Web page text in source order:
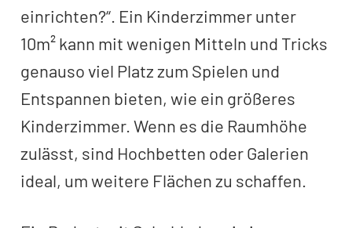
einrichten?“. Ein Kinderzimmer unter
10m² kann mit wenigen Mitteln und Tricks
genauso viel Platz zum Spielen und
Entspannen bieten, wie ein größeres
Kinderzimmer. Wenn es die Raumhöhe
zulässt, sind Hochbetten oder Galerien
ideal, um weitere Flächen zu schaffen.